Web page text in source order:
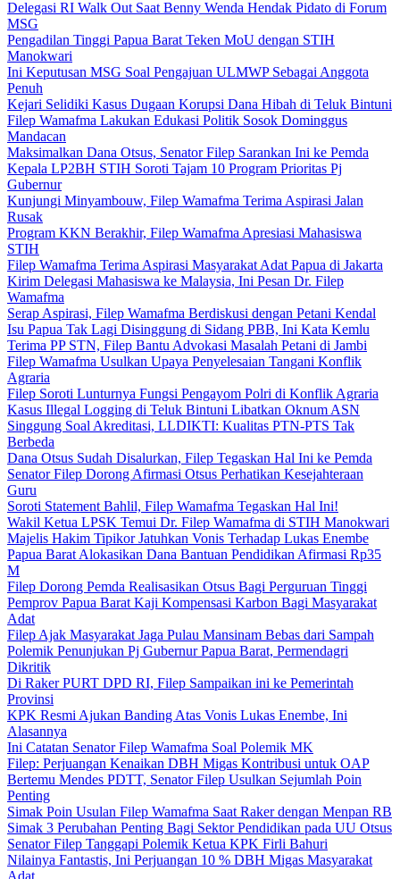
Delegasi RI Walk Out Saat Benny Wenda Hendak Pidato di Forum
MSG
Pengadilan Tinggi Papua Barat Teken MoU dengan STIH
Manokwari
Ini Keputusan MSG Soal Pengajuan ULMWP Sebagai Anggota
Penuh
Kejari Selidiki Kasus Dugaan Korupsi Dana Hibah di Teluk Bintuni
Filep Wamafma Lakukan Edukasi Politik Sosok Dominggus
Mandacan
Maksimalkan Dana Otsus, Senator Filep Sarankan Ini ke Pemda
Kepala LP2BH STIH Soroti Tajam 10 Program Prioritas Pj
Gubernur
Kunjungi Minyambouw, Filep Wamafma Terima Aspirasi Jalan
Rusak
Program KKN Berakhir, Filep Wamafma Apresiasi Mahasiswa
STIH
Filep Wamafma Terima Aspirasi Masyarakat Adat Papua di Jakarta
Kirim Delegasi Mahasiswa ke Malaysia, Ini Pesan Dr. Filep
Wamafma
Serap Aspirasi, Filep Wamafma Berdiskusi dengan Petani Kendal
Isu Papua Tak Lagi Disinggung di Sidang PBB, Ini Kata Kemlu
Terima PP STN, Filep Bantu Advokasi Masalah Petani di Jambi
Filep Wamafma Usulkan Upaya Penyelesaian Tangani Konflik
Agraria
Filep Soroti Lunturnya Fungsi Pengayom Polri di Konflik Agraria
Kasus Illegal Logging di Teluk Bintuni Libatkan Oknum ASN
Singgung Soal Akreditasi, LLDIKTI: Kualitas PTN-PTS Tak
Berbeda
Dana Otsus Sudah Disalurkan, Filep Tegaskan Hal Ini ke Pemda
Senator Filep Dorong Afirmasi Otsus Perhatikan Kesejahteraan
Guru
Soroti Statement Bahlil, Filep Wamafma Tegaskan Hal Ini!
Wakil Ketua LPSK Temui Dr. Filep Wamafma di STIH Manokwari
Majelis Hakim Tipikor Jatuhkan Vonis Terhadap Lukas Enembe
Papua Barat Alokasikan Dana Bantuan Pendidikan Afirmasi Rp35
M
Filep Dorong Pemda Realisasikan Otsus Bagi Perguruan Tinggi
Pemprov Papua Barat Kaji Kompensasi Karbon Bagi Masyarakat
Adat
Filep Ajak Masyarakat Jaga Pulau Mansinam Bebas dari Sampah
Polemik Penunjukan Pj Gubernur Papua Barat, Permendagri
Dikritik
Di Raker PURT DPD RI, Filep Sampaikan ini ke Pemerintah
Provinsi
KPK Resmi Ajukan Banding Atas Vonis Lukas Enembe, Ini
Alasannya
Ini Catatan Senator Filep Wamafma Soal Polemik MK
Filep: Perjuangan Kenaikan DBH Migas Kontribusi untuk OAP
Bertemu Mendes PDTT, Senator Filep Usulkan Sejumlah Poin
Penting
Simak Poin Usulan Filep Wamafma Saat Raker dengan Menpan RB
Simak 3 Perubahan Penting Bagi Sektor Pendidikan pada UU Otsus
Senator Filep Tanggapi Polemik Ketua KPK Firli Bahuri
Nilainya Fantastis, Ini Perjuangan 10 % DBH Migas Masyarakat
Adat